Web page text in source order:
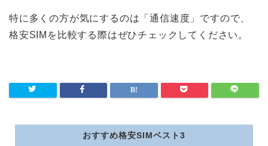
特に多くの方が気にするのは「通信速度」ですので、
格安SIMを比較する際はぜひチェックしてください。
おすすめ格安SIMベスト3
DTI SIM
nuroモバイル